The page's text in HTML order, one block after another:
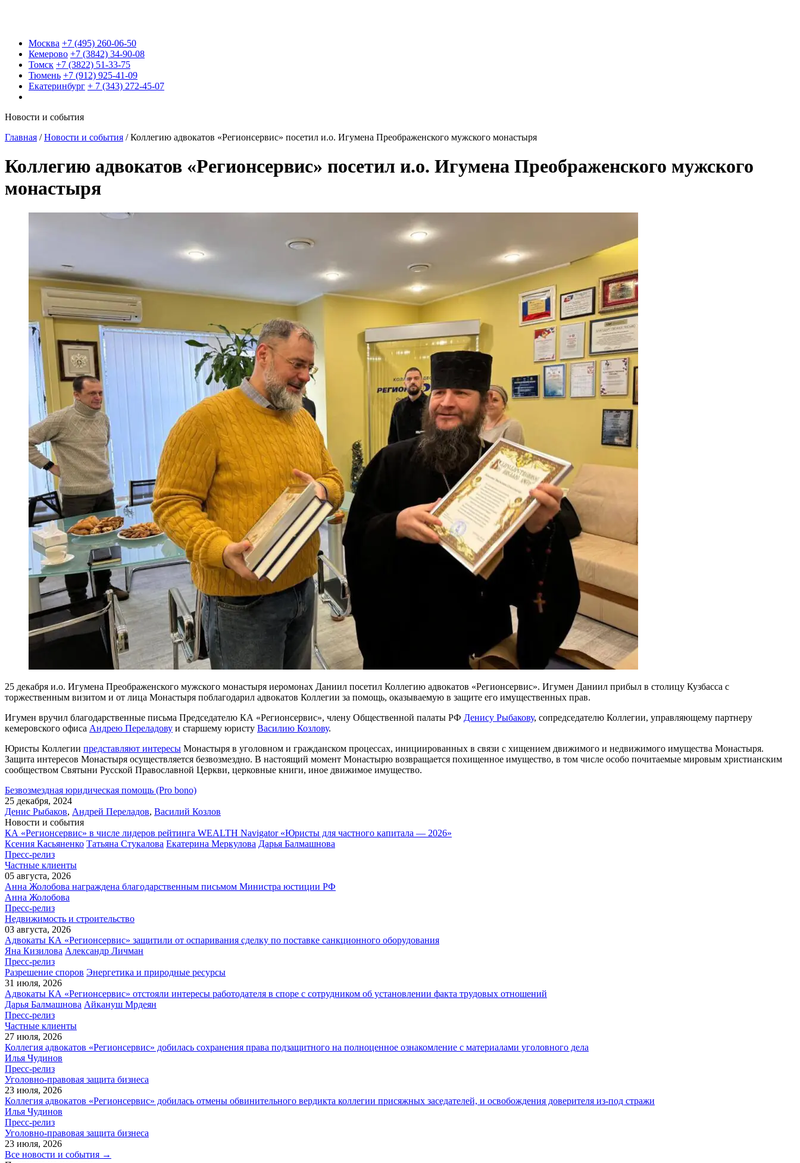
Москва +7 (495) 260-06-50
Кемерово +7 (3842) 34-90-08
Томск +7 (3822) 51-33-75
Тюмень +7 (912) 925-41-09
Екатеринбург + 7 (343) 272-45-07
Новости и события
Главная /Новости и события /Коллегию адвокатов «Регионсервис» посетил и.о. Игумена Преображенского мужского монастыря
Коллегию адвокатов «Регионсервис» посетил и.о. Игумена Преображенского мужского
монастыря
25 декабря и.о. Игумена Преображенского мужского монастыря иеромонах Даниил посетил Коллегию адвокатов «Регионсервис». Игумен Даниил прибыл в столицу Кузбасса с
торжественным визитом и от лица Монастыря поблагодарил адвокатов Коллегии за помощь, оказываемую в защите его имущественных прав.
Игумен вручил благодарственные письма Председателю КА «Регионсервис», члену Общественной палаты РФ Денису Рыбакову, сопредседателю Коллегии, управляющему партнеру
кемеровского офиса Андрею Переладову и старшему юристу Василию Козлову.
Юристы Коллегии представляют интересы Монастыря в уголовном и гражданском процессах, инициированных в связи с хищением движимого и недвижимого имущества Монастыря.
Защита интересов Монастыря осуществляется безвозмездно. В настоящий момент Монастырю возвращается похищенное имущество, в том числе особо почитаемые мировым христианским
сообществом Святыни Русской Православной Церкви, церковные книги, иное движимое имущество.
Безвозмездная юридическая помощь (Pro bono)
25 декабря, 2024
Денис Рыбаков, Андрей Переладов, Василий Козлов
Новости и события
КА «Регионсервис» в числе лидеров рейтинга WEALTH Navigator «Юристы для частного капитала — 2026»
Ксения Касьяненко Татьяна Стукалова Екатерина Меркулова Дарья Балмашнова
Пресс-релиз
Частные клиенты
05 августа, 2026
Анна Жолобова награждена благодарственным письмом Министра юстиции РФ
Анна Жолобова
Пресс-релиз
Недвижимость и строительство
03 августа, 2026
Адвокаты КА «Регионсервис» защитили от оспаривания сделку по поставке санкционного оборудования
Яна Кизилова Александр Личман
Пресс-релиз
Разрешение споров Энергетика и природные ресурсы
31 июля, 2026
Адвокаты КА «Регионсервис» отстояли интересы работодателя в споре с сотрудником об установлении факта трудовых отношений
Дарья Балмашнова Айкануш Мрдеян
Пресс-релиз
Частные клиенты
27 июля, 2026
Коллегия адвокатов «Регионсервис» добилась сохранения права подзащитного на полноценное ознакомление с материалами уголовного дела
Илья Чудинов
Пресс-релиз
Уголовно-правовая защита бизнеса
23 июля, 2026
Коллегия адвокатов «Регионсервис» добилась отмены обвинительного вердикта коллегии присяжных заседателей, и освобождения доверителя из-под стражи
Илья Чудинов
Пресс-релиз
Уголовно-правовая защита бизнеса
23 июля, 2026
Все новости и события →